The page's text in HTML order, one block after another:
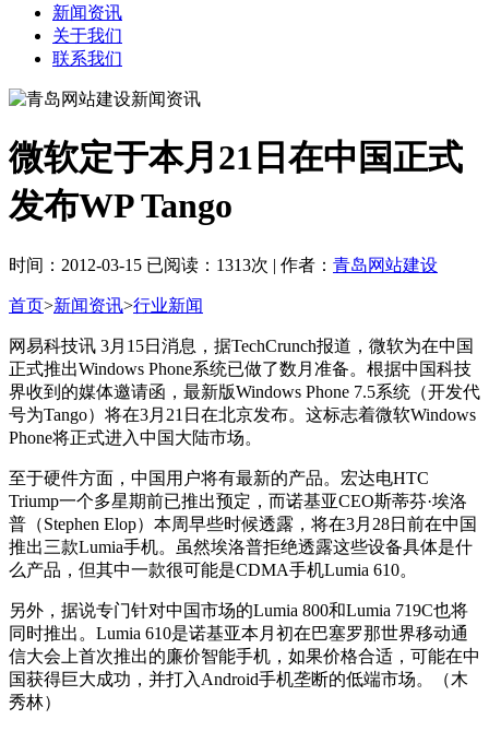
新闻资讯
关于我们
联系我们
微软定于本月21日在中国正式
发布WP Tango
时间：2012-03-15 已阅读：1313次 | 作者： 青岛网站建设
首页>新闻资讯>行业新闻
网易科技讯 3月15日消息，据TechCrunch报道，微软为在中国
正式推出Windows Phone系统已做了数月准备。根据中国科技
界收到的媒体邀请函，最新版Windows Phone 7.5系统（开发代
号为Tango）将在3月21日在北京发布。这标志着微软Windows
Phone将正式进入中国大陆市场。
至于硬件方面，中国用户将有最新的产品。宏达电HTC
Triump一个多星期前已推出预定，而诺基亚CEO斯蒂芬·埃洛
普（Stephen Elop）本周早些时候透露，将在3月28日前在中国
推出三款Lumia手机。虽然埃洛普拒绝透露这些设备具体是什
么产品，但其中一款很可能是CDMA手机Lumia 610。
另外，据说专门针对中国市场的Lumia 800和Lumia 719C也将
同时推出。Lumia 610是诺基亚本月初在巴塞罗那世界移动通
信大会上首次推出的廉价智能手机，如果价格合适，可能在中
国获得巨大成功，并打入Android手机垄断的低端市场。（木
秀林）